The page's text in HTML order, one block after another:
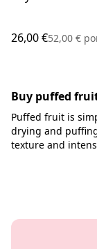
26,00 €52,00 €
Buy puffed
Puffed fruit is
drying and
texture and